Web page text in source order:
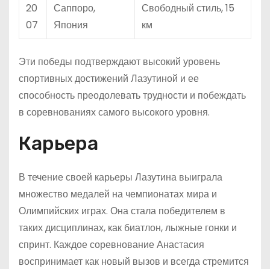
20
07
Саппоро,
Япония
Свободный стиль, 15
км
Эти победы подтверждают высокий уровень
спортивных достижений Лазутиной и ее
способность преодолевать трудности и побеждать
в соревнованиях самого высокого уровня.
Карьера
В течение своей карьеры Лазутина выиграла
множество медалей на чемпионатах мира и
Олимпийских играх. Она стала победителем в
таких дисциплинах, как биатлон, лыжные гонки и
спринт. Каждое соревнование Анастасия
воспринимает как новый вызов и всегда стремится